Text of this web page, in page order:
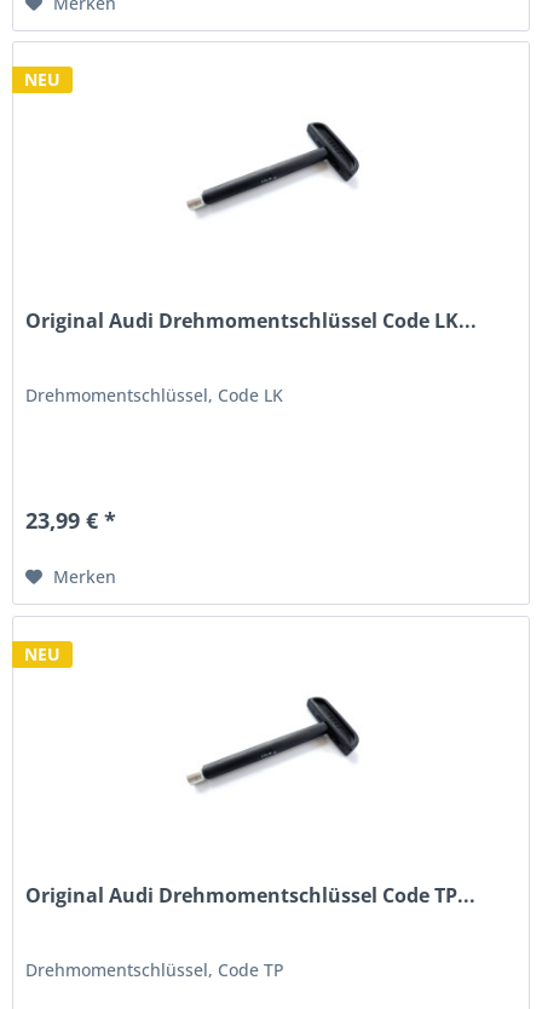
NEU
Original Audi Drehmomentschlüssel Code LK...
Drehmomentschlüssel, Code LK
23,99 € *
Merken
NEU
Original Audi Drehmomentschlüssel Code TP...
Drehmomentschlüssel, Code TP